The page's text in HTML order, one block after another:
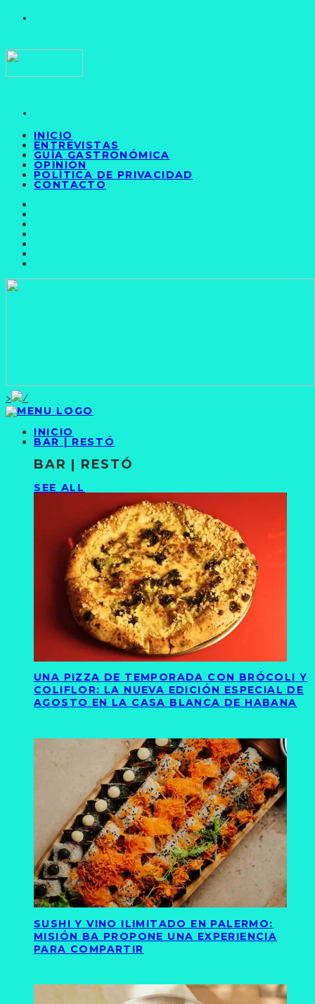
INICIO
ENTREVISTAS
GUÍA GASTRONÓMICA
OPINIÓN
POLÍTICA DE PRIVACIDAD
CONTACTO
>
INICIO
BAR | RESTÓ
BAR | RESTÓ
SEE ALL
UNA PIZZA DE TEMPORADA CON BRÓCOLI Y
COLIFLOR: LA NUEVA EDICIÓN ESPECIAL DE
AGOSTO EN LA CASA BLANCA DE HABANA
SUSHI Y VINO ILIMITADO EN PALERMO:
MISIÓN BA PROPONE UNA EXPERIENCIA
PARA COMPARTIR